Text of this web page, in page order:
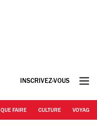
INSCRIVEZ-VOUS
QUE FAIRE CULTURE VOYAGE